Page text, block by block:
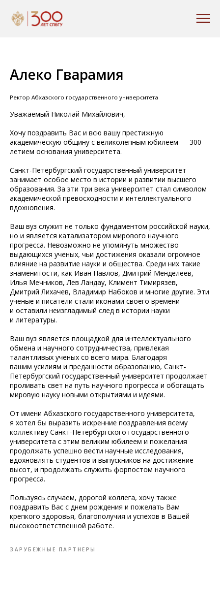
Алеко Гварамия
Ректор Абхазского государственного университета
Уважаемый Николай Михайлович,
Хочу поздравить Вас и всю вашу престижную
академическую общину с великолепным юбилеем — 300-
летием основания университета.
Санкт-Петербургский государственный университет
занимает особое место в истории и развитии высшего
образования. За эти три века университет стал символом
академической превосходности и интеллектуального
вдохновения.
Ваш вуз служит не только фундаментом российской науки,
но и является катализатором мирового научного
прогресса. Невозможно не упомянуть множество
выдающихся ученых, чьи достижения оказали огромное
влияние на развитие науки и общества. Среди них такие
знаменитости, как Иван Павлов, Дмитрий Менделеев,
Илья Мечников, Лев Ландау, Климент Тимирязев,
Дмитрий Лихачев, Владимир Набоков и многие другие. Эти
ученые и писатели стали иконами своего времени
и оставили неизгладимый след в истории науки
и литературы.
Ваш вуз является площадкой для интеллектуального
обмена и научного сотрудничества, привлекая
талантливых ученых со всего мира. Благодаря
вашим усилиям и преданности образованию, Санкт-
Петербургский государственный университет продолжает
проливать свет на путь научного прогресса и обогащать
мировую науку новыми открытиями и идеями.
От имени Абхазского государственного университета,
я хотел бы выразить искренние поздравления всему
коллективу Санкт-Петербургского государственного
университета с этим великим юбилеем и пожелания
продолжать успешно вести научные исследования,
вдохновлять студентов и выпускников на достижение
высот, и продолжать служить форпостом научного
прогресса.
Пользуясь случаем, дорогой коллега, хочу также
поздравить Вас с днем рождения и пожелать Вам
крепкого здоровья, благополучия и успехов в Вашей
высокоответственной работе.
ЗАРУБЕЖНЫЕ ПАРТНЕРЫ